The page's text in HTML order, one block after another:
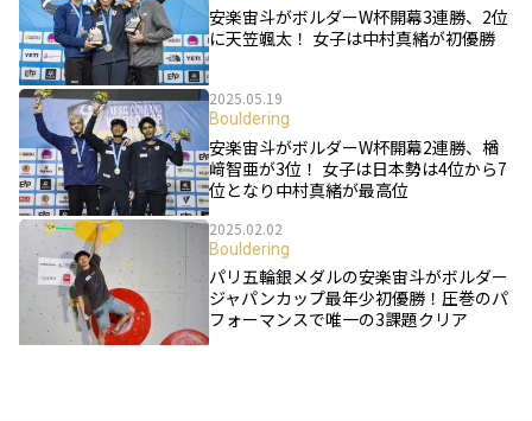
安楽宙斗がボルダーW杯開幕3連勝、2位
に天笠颯太！ 女子は中村真緒が初優勝
2025.05.19
Bouldering
安楽宙斗がボルダーW杯開幕2連勝、楢
﨑智亜が3位！ 女子は日本勢は4位から7
位となり中村真緒が最高位
2025.02.02
Bouldering
パリ五輪銀メダルの安楽宙斗がボルダー
ジャパンカップ最年少初優勝！圧巻のパ
フォーマンスで唯一の3課題クリア